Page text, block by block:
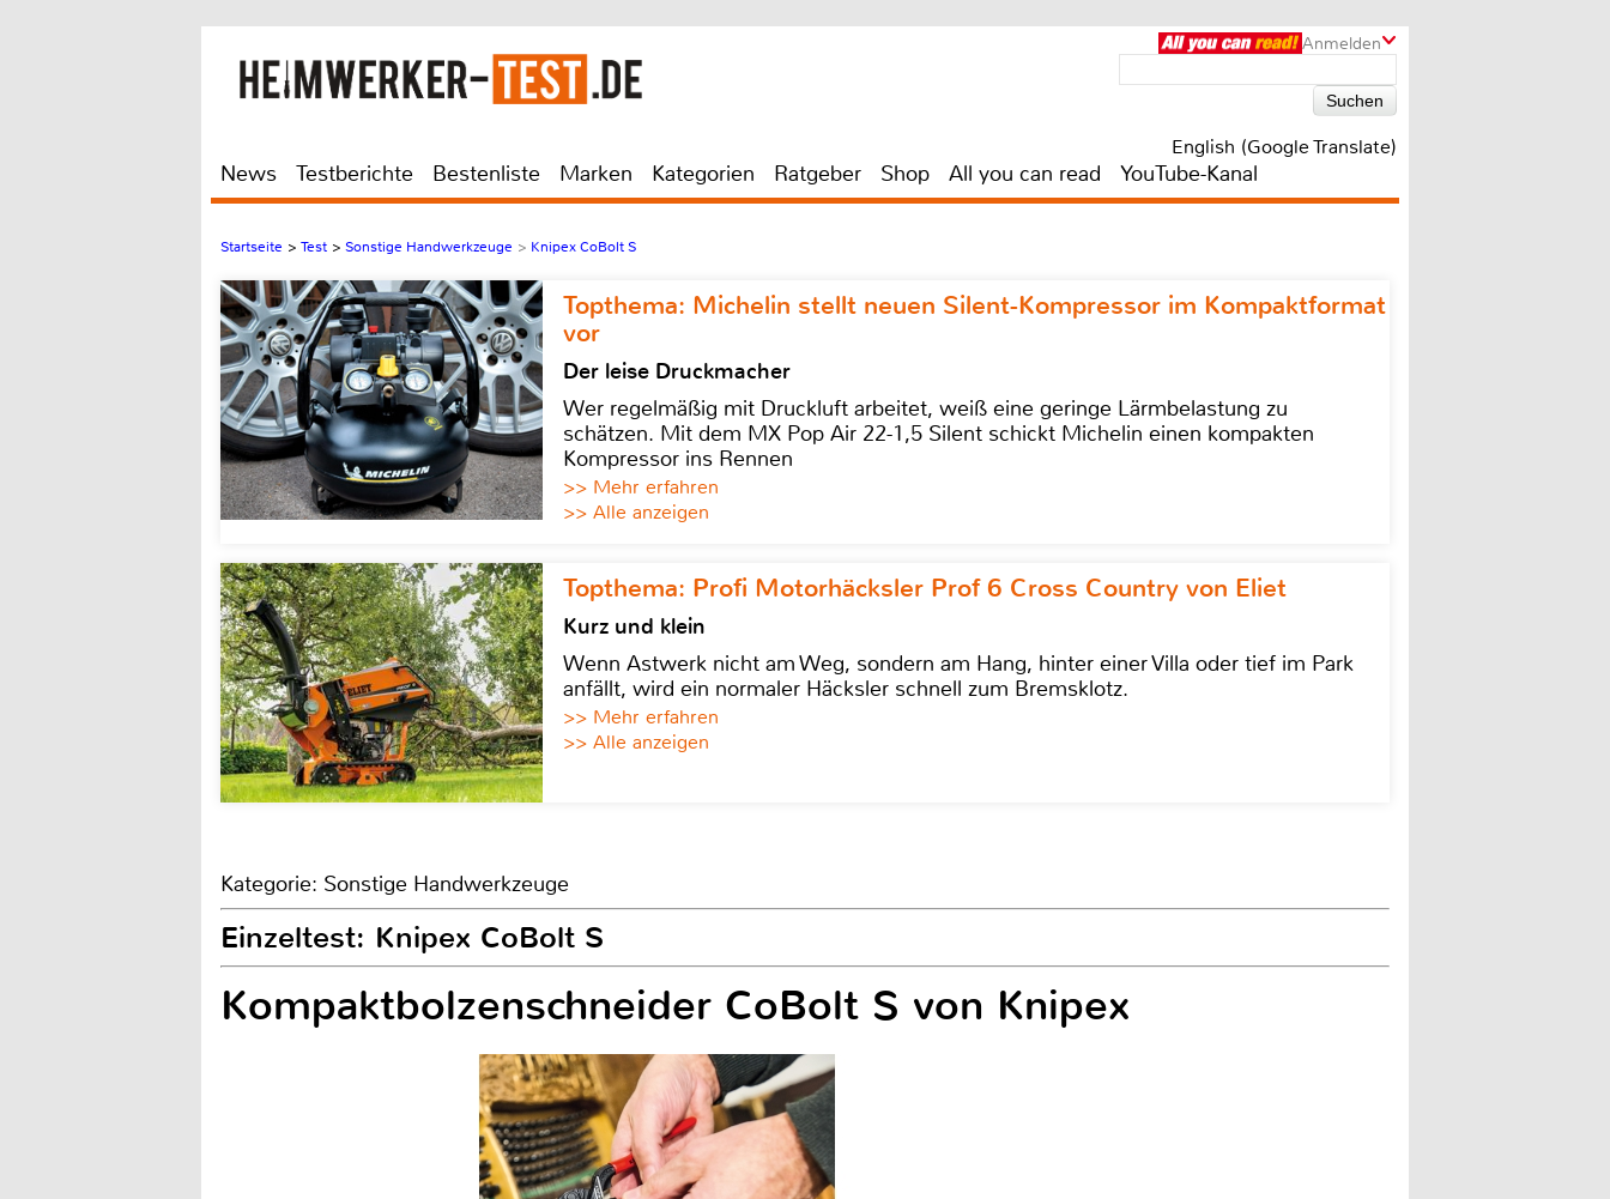
Anmelden
English (Google Translate)
News Testberichte Bestenliste Marken Kategorien Ratgeber Shop All you can read YouTube-Kanal
Startseite > Test > Sonstige Handwerkzeuge > Knipex CoBolt S
Topthema: Michelin stellt neuen Silent-Kompressor im Kompaktformat
vor
Der leise Druckmacher
Wer regelmäßig mit Druckluft arbeitet, weiß eine geringe Lärmbelastung zu
schätzen. Mit dem MX Pop Air 22-1,5 Silent schickt Michelin einen kompakten
Kompressor ins Rennen
>> Mehr erfahren
>> Alle anzeigen
Topthema: Profi Motorhäcksler Prof 6 Cross Country von Eliet
Kurz und klein
Wenn Astwerk nicht am Weg, sondern am Hang, hinter einer Villa oder tief im Park
anfällt, wird ein normaler Häcksler schnell zum Bremsklotz.
>> Mehr erfahren
>> Alle anzeigen
Kategorie: Sonstige Handwerkzeuge
Einzeltest: Knipex CoBolt S
Kompaktbolzenschneider CoBolt S von Knipex